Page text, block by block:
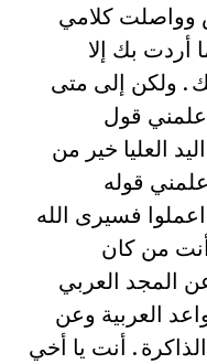
وواصلت كلامي
بك إلا
. ولكن إلى متى
علمني قول
العليا خير من
قوله
فسيرى الله
من كان
المجد العربي
العربية وعن
الذاكرة . أنت يا أخي